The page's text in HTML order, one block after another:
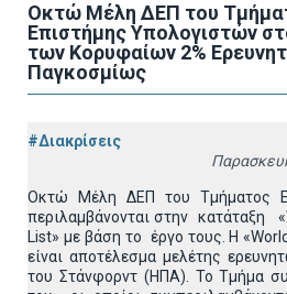
Οκτώ Μέλη ΔΕΠ του
Επιστήμης Υπολογιστών
των Κορυφαίων 2%
Παγκοσμίως
#Διακρίσεις
Οκτώ Μέλη ΔΕΠ του Τμήματος
περιλαμβάνονται στην κατάταξη
List» με βάση το έργο τους. Η
είναι αποτέλεσμα μελέτης
του Στάνφορντ (ΗΠΑ). Το Τμήμα